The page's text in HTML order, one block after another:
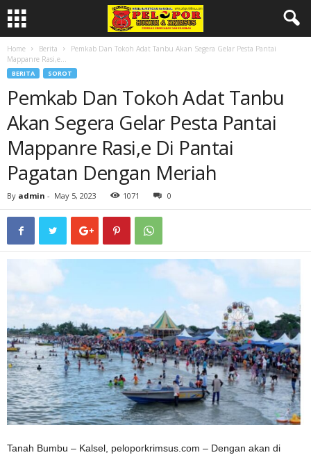
Home Berita
Pemkab Dan Tokoh Adat Tanbu Akan Segera Gelar Pesta Pantai
Mappanre Rasi,e...
BERITA SOROT
Pemkab Dan Tokoh Adat Tanbu
Akan Segera Gelar Pesta Pantai
Mappanre Rasi,e Di Pantai
Pagatan Dengan Meriah
By admin - May 5, 2023 1071 0
Tanah Bumbu – Kalsel, peloporkrimsus.com – Dengan akan di